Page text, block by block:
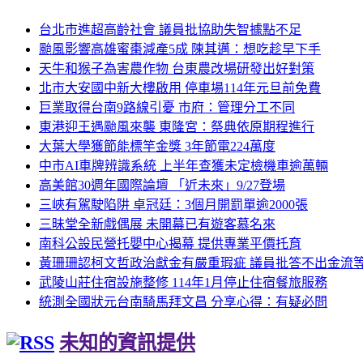
台北市進超高齡社會 議員批協助失智據點不足
颱風影響高雄蜜棗減產5成 陳其邁：想吃趁早下手
天牛和猴子為害農作物 台東農改場研發出好對策
北市大安國中新大樓啟用 停車場114年元旦前免費
巨業取得台南9路線引憂 市府：管理分工不同
東港迎王遇颱風來襲 東隆宮：祭典依原期程進行
大葉大學獲節能標竿金獎 3年節電224萬度
中市AI車牌辨識系統 上半年查獲未定檢機車逾萬輛
高美館30週年國際論壇 「近未來」9/27登場
三峽有駕駛陷阱 卓冠廷：3個月開罰單逾2000張
三昧堂全新戲偶展 未開幕已有遊客慕名來
南科公設民營托嬰中心揭幕 提供專業平價托育
黃珊珊認柯文哲政治獻金有嚴重瑕疵 議員批答不出金流
武陵山莊住宿設施整修 114年1月停止住宿餐旅服務
統測全國狀元台南騎馬拜文昌 分享心得：有疑必問
未知的資訊提供